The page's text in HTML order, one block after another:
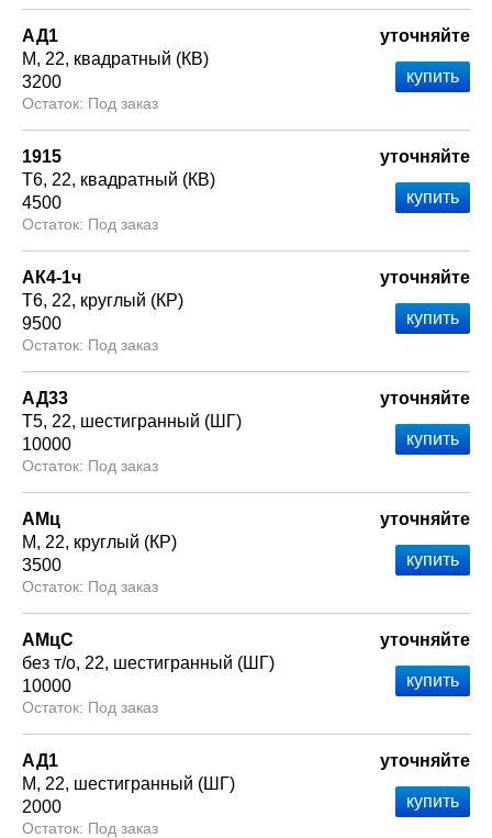
АД1
М
22 квадратный (КВ)
3200
Под заказ
уточняйте
1915
Т6 22 квадратный (КВ)
4500
Под заказ
уточняйте
АК4-1ч
Т6 22 круглый (КР)
9500
Под заказ
уточняйте
АД33
Т5 22 шестигранный (ШГ)
10000
Под заказ
уточняйте
АМц
М
22 круглый (КР)
3500
Под заказ
уточняйте
АМцС
без т/о 22 шестигранный (ШГ)
10000
Под заказ
уточняйте
АД1
М
22 шестигранный (ШГ)
2000
Под заказ
уточняйте